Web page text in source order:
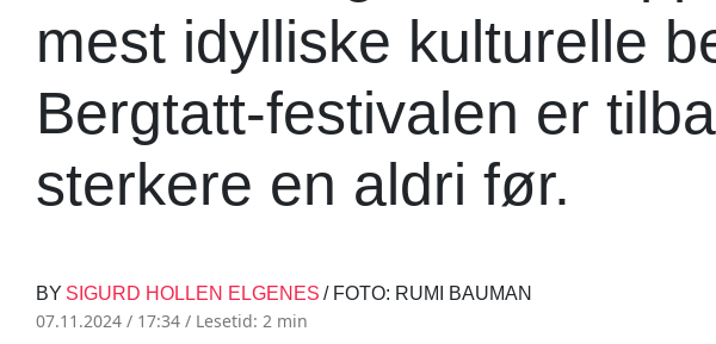
mest idylliske kulturelle
Bergtatt-festivalen er
sterkere en aldri før.
BY SIGURD HOLLEN ELGENES / FOTO: RUMI BAUMAN
07.11.2024 / 17:34 / Lesetid: 2 min